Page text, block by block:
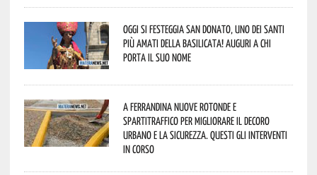
Oggi si festeggia San Donato, uno dei Santi
più amati della Basilicata! Auguri a chi
porta il suo nome
A Ferrandina nuove rotonde e
spartitraffico per migliorare il decoro
urbano e la sicurezza. Questi gli interventi
in corso